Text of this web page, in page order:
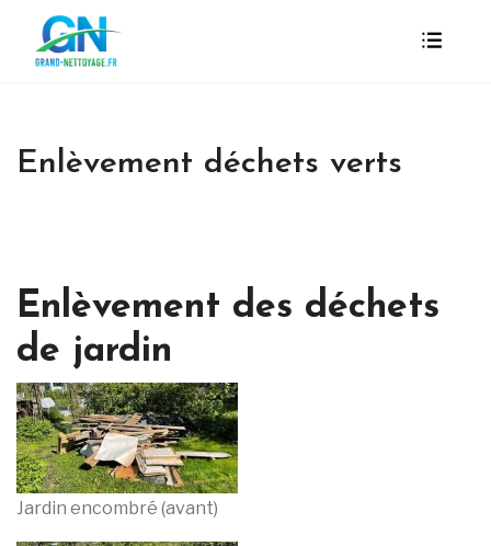
Enlèvement déchets verts
Enlèvement des déchets
de jardin
Jardin encombré (avant)